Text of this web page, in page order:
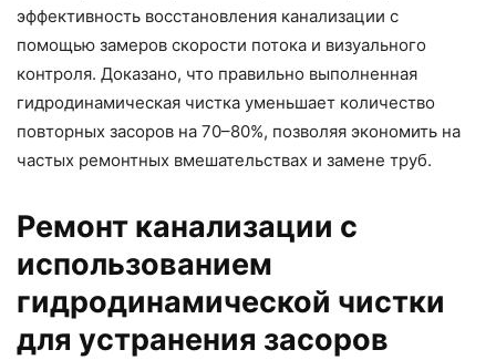
эффективность восстановления канализации с
помощью замеров скорости потока и визуального
контроля. Доказано, что правильно выполненная
гидродинамическая чистка уменьшает количество
повторных засоров на 70–80%, позволяя экономить на
частых ремонтных вмешательствах и замене труб.
Ремонт канализации с
использованием
гидродинамической чистки
для устранения засоров